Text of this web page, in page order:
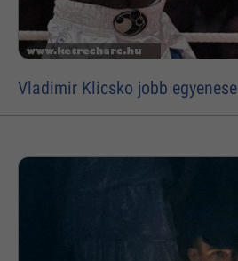
Vladimir Klicsko jobb egyenese